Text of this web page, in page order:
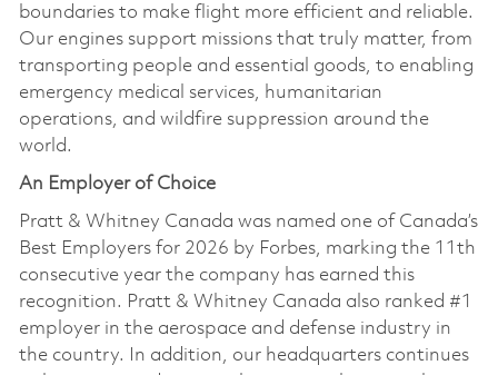
boundaries to make flight more efficient and reliable.
Our engines support missions that truly matter, from
transporting people and essential goods, to enabling
emergency medical services, humanitarian
operations, and wildfire suppression around the
world.
An Employer of Choice
Pratt & Whitney Canada was named one of Canada’s
Best Employers for 2026 by Forbes, marking the 11th
consecutive year the company has earned this
recognition. Pratt & Whitney Canada also ranked #1
employer in the aerospace and defense industry in
the country. In addition, our headquarters continues